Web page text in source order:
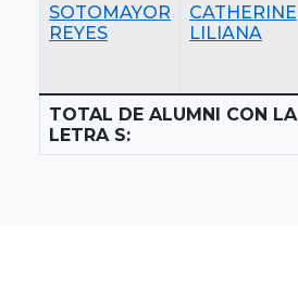
SOTOMAYOR
REYES
CATHERINE
LILIANA
TOTAL DE ALUMNI CON LA
LETRA S: